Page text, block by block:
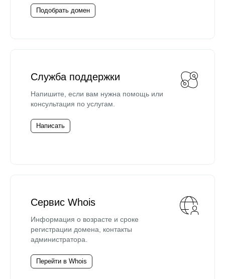
Подобрать домен
Служба поддержки
Напишите, если вам нужна помощь или
консультация по услугам.
Написать
Сервис Whois
Информация о возрасте и сроке
регистрации домена, контакты
администратора.
Перейти в Whois